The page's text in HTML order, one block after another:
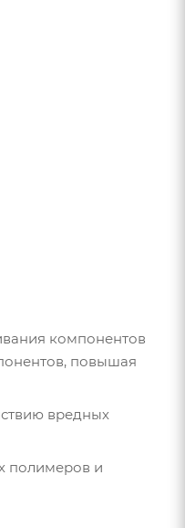
компонентов
повышая
вредных
полимеров и